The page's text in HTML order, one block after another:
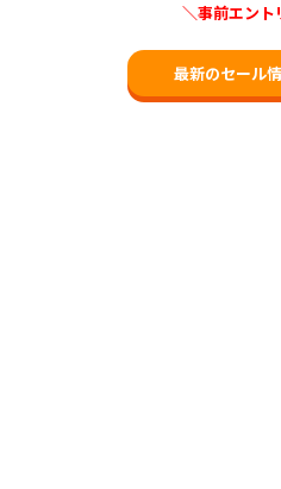
＼事前エント
最新のセール